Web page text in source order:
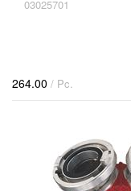
03025701
264.00 / Pc.